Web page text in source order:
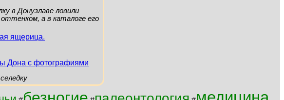
в Донузлаве ловили
оттенком, а в каталоге его
ящерица.
Дона с фотографиями